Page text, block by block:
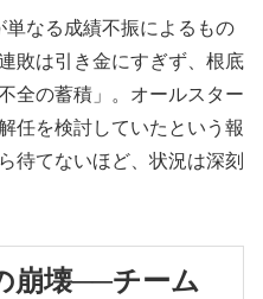
なる成績不振によるもの
敗は引き金にすぎず、根底
全の蓄積」。オールスター
任を検討していたという報
待てないほど、状況は深刻
崩壊──チーム